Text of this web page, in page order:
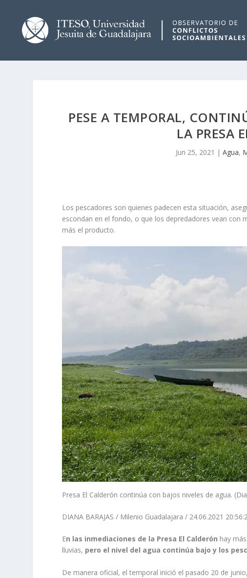
PESE A TEMPORAL,
LA PRESA
Jun 25, 2021 |Agua,
Los pescadores son quienes padecen esta situación,
escondan en el fondo, o que los depredadores vean con
más el producto.
Presa El Calderón continúa con bajos niveles de agua.
DIANA BARAJAS / Milenio Guadalajara / 24.06.2021
En las inmediaciones de la Presa El Calderón hay
lluvias, pero el nivel del agua continúa bajo y los
De manera oficial, el temporal inició el pasado 20 de